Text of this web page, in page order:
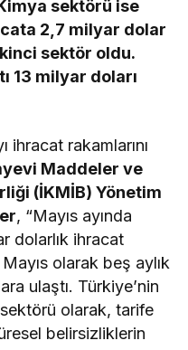
sektörü ise
2,7 milyar dolar
sektör oldu.
13 milyar doları
ihracat rakamlarını
Maddeler ve
(İKMİB) Yönetim
, “Mayıs ayında
dolarlık ihracat
olarak beş aylık
ulaştı. Türkiye’nin
olarak, tarife
belirsizliklerin